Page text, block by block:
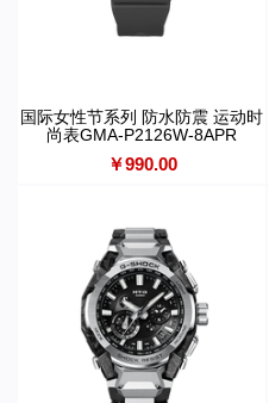
国际女性节系列 防水防震 运动时
尚表GMA-P2126W-8APR
￥990.00